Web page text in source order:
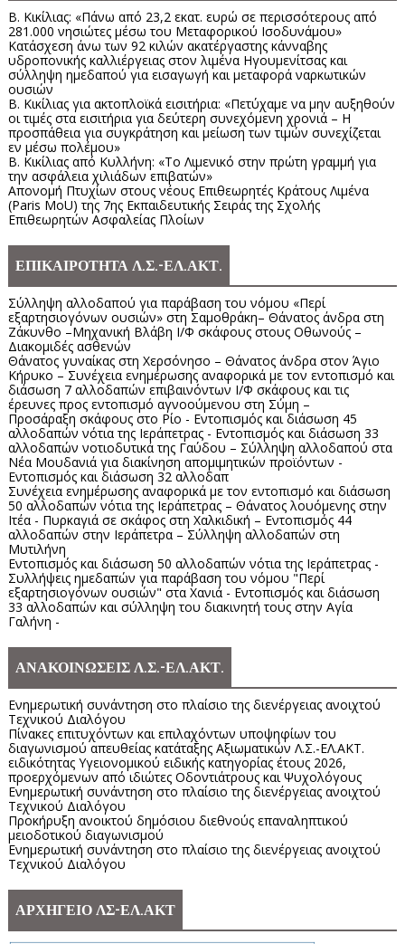
Β. Κικίλιας: «Πάνω από 23,2 εκατ. ευρώ σε περισσότερους από
281.000 νησιώτες μέσω του Μεταφορικού Ισοδυνάμου»
Κατάσχεση άνω των 92 κιλών ακατέργαστης κάνναβης
υδροπονικής καλλιέργειας στον λιμένα Ηγουμενίτσας και
σύλληψη ημεδαπού για εισαγωγή και μεταφορά ναρκωτικών
ουσιών
Β. Κικίλιας για ακτοπλοϊκά εισιτήρια: «Πετύχαμε να μην αυξηθούν
οι τιμές στα εισιτήρια για δεύτερη συνεχόμενη χρονιά – Η
προσπάθεια για συγκράτηση και μείωση των τιμών συνεχίζεται
εν μέσω πολέμου»
Β. Κικίλιας από Κυλλήνη: «Το Λιμενικό στην πρώτη γραμμή για
την ασφάλεια χιλιάδων επιβατών»
Απονομή Πτυχίων στους νέους Επιθεωρητές Κράτους Λιμένα
(Paris MoU) της 7ης Εκπαιδευτικής Σειράς της Σχολής
Επιθεωρητών Ασφαλείας Πλοίων
ΕΠΙΚΑΙΡΟΤΗΤΑ Λ.Σ.-ΕΛ.ΑΚΤ.
Σύλληψη αλλοδαπού για παράβαση του νόμου «Περί
εξαρτησιογόνων ουσιών» στη Σαμοθράκη– Θάνατος άνδρα στη
Ζάκυνθο –Μηχανική Βλάβη Ι/Φ σκάφους στους Οθωνούς –
Διακομιδές ασθενών
Θάνατος γυναίκας στη Χερσόνησο – Θάνατος άνδρα στον Άγιο
Κήρυκο – Συνέχεια ενημέρωσης αναφορικά με τον εντοπισμό και
διάσωση 7 αλλοδαπών επιβαινόντων Ι/Φ σκάφους και τις
έρευνες προς εντοπισμό αγνοούμενου στη Σύμη –
Προσάραξη σκάφους στο Ρίο - Εντοπισμός και διάσωση 45
αλλοδαπών νότια της Ιεράπετρας - Εντοπισμός και διάσωση 33
αλλοδαπών νοτιοδυτικά της Γαύδου – Σύλληψη αλλοδαπού στα
Νέα Μουδανιά για διακίνηση απομιμητικών προϊόντων -
Εντοπισμός και διάσωση 32 αλλοδαπ
Συνέχεια ενημέρωσης αναφορικά με τον εντοπισμό και διάσωση
50 αλλοδαπών νότια της Ιεράπετρας – Θάνατος λουόμενης στην
Ιτέα - Πυρκαγιά σε σκάφος στη Χαλκιδική – Εντοπισμός 44
αλλοδαπών στην Ιεράπετρα – Σύλληψη αλλοδαπών στη
Μυτιλήνη
Εντοπισμός και διάσωση 50 αλλοδαπών νότια της Ιεράπετρας -
Συλλήψεις ημεδαπών για παράβαση του νόμου "Περί
εξαρτησιογόνων ουσιών" στα Χανιά - Εντοπισμός και διάσωση
33 αλλοδαπών και σύλληψη του διακινητή τους στην Αγία
Γαλήνη -
ΑΝΑΚΟΙΝΩΣΕΙΣ Λ.Σ.-ΕΛ.ΑΚΤ.
Ενημερωτική συνάντηση στο πλαίσιο της διενέργειας ανοιχτού
Τεχνικού Διαλόγου
Πίνακες επιτυχόντων και επιλαχόντων υποψηφίων του
διαγωνισμού απευθείας κατάταξης Αξιωματικών Λ.Σ.-ΕΛ.ΑΚΤ.
ειδικότητας Υγειονομικού ειδικής κατηγορίας έτους 2026,
προερχόμενων από ιδιώτες Οδοντιάτρους και Ψυχολόγους
Ενημερωτική συνάντηση στο πλαίσιο της διενέργειας ανοιχτού
Τεχνικού Διαλόγου
Προκήρυξη ανοικτού δημόσιου διεθνούς επαναληπτικού
μειοδοτικού διαγωνισμού
Ενημερωτική συνάντηση στο πλαίσιο της διενέργειας ανοιχτού
Τεχνικού Διαλόγου
ΑΡΧΗΓΕΙΟ ΛΣ-ΕΛ.ΑΚΤ